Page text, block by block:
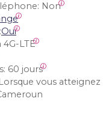
Non
Oui
4G-LTE
60 jours